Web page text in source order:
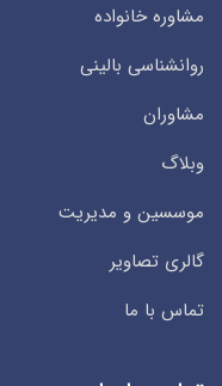
مشاوره خانواده
روانشناسی بالینی
مشاوران
وبلاگ
موسسین و مدیریت
گالری تصاویر
تماس با ما